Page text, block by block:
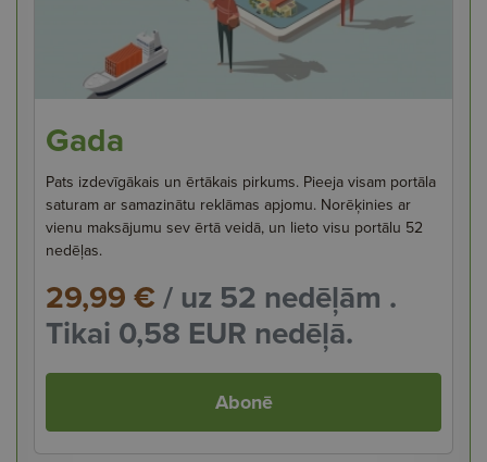
Gada
Pats izdevīgākais un ērtākais pirkums. Pieeja visam portāla
saturam ar samazinātu reklāmas apjomu. Norēķinies ar
vienu maksājumu sev ērtā veidā, un lieto visu portālu 52
nedēļas.
29,99 €/ uz 52 nedēļām .
Tikai 0,58 EUR nedēļā.
Abonē